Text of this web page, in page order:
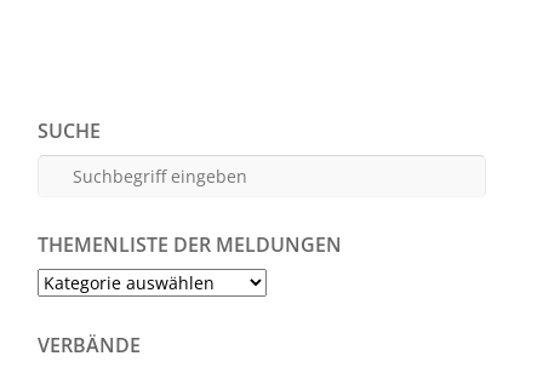
SUCHE
THEMENLISTE DER MELDUNGEN
Themenliste
Meldungen
VERBÄNDE